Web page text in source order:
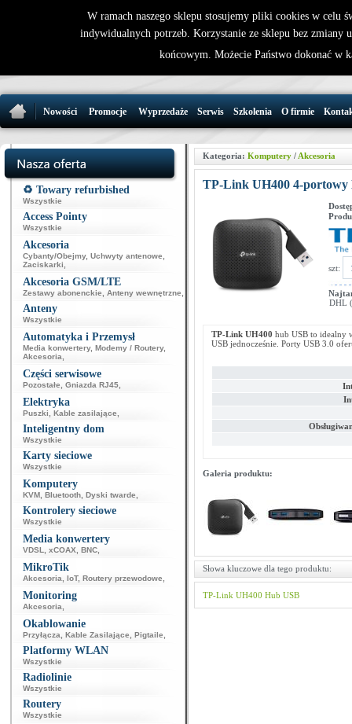
32 721 86
Nowości Promocje Wyprzedaże Serwis Szkolenia O firmie
♻️ Towary refurbished
Wszystkie
Access Pointy
Wszystkie
Akcesoria
Cybanty/Obejmy, Uchwyty antenowe
Zaciskarki
Akcesoria GSM/LTE
Zestawy abonenckie Anteny wewnętrzne
Anteny
Wszystkie
Automatyka i Przemysł
Media konwertery, Modemy / Routery,
Akcesoria
Części serwisowe
Pozostałe Gniazda RJ45
Elektryka
Puszki Kable zasilające
Inteligentny dom
Wszystkie
Karty sieciowe
Wszystkie
Komputery
KVM Bluetooth Dyski twarde
Kontrolery sieciowe
Wszystkie
Media konwertery
VDSL xCOAX BNC
MikroTik
Akcesoria IoT, Routery przewodowe
Monitoring
Akcesoria
Okablowanie
Przyłącza Kable Zasilające Pigtaile
Platformy WLAN
Wszystkie
Radiolinie
Wszystkie
Routery
Wszystkie
Kategoria: Komputery/ Akcesoria
TP-Link UH400 4-portowy
szt:
DHL
TP-Link UH400 hub USB to idealny
USB jednocześnie. Porty USB 3.0
Galeria produktu:
Słowa kluczowe dla tego produktu:
TP-Link UH400 Hub USB
W ramach naszego sklepu stosujemy pliki cookies w celu
indywidualnych potrzeb. Korzystanie ze sklepu bez zmiany
końcowym. Możecie Państwo dokonać w